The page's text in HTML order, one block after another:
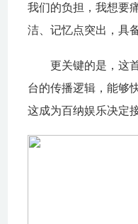
我们的负担，我想要
洁、记忆点突出，具
更关键的是，这
台的传播逻辑，能够
这成为百纳娱乐决定